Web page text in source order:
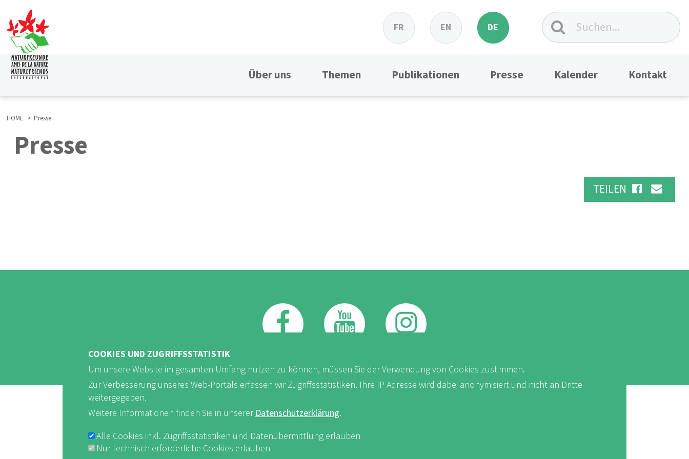
zum
Inhalt
FR EN DE
HAUPTNAVIGATION Über uns Themen Publikationen Presse Kalender Kontakt
BREADCRUMB
HOME Presse
Presse
TEILEN
Impressum & Datenschutz nf-int.org
COOKIES UND ZUGRIFFSSTATISTIK
Um unsere Website im gesamten Umfang nutzen zu können, müssen Sie der Verwendung von Cookies zustimmen.
Zur Verbesserung unseres Web-Portals erfassen wir Zugriffsstatistiken. Ihre IP Adresse wird dabei anonymisiert und nicht an Dritte
weitergegeben.
Weitere Informationen finden Sie in unsererDatenschutzerklärung.
Alle Cookies inkl. Zugriffsstatistiken und Datenübermittlung erlauben
Nur technisch erforderliche Cookies erlauben